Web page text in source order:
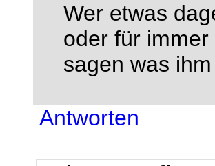
Wer etwas
oder für
sagen was
Antworten